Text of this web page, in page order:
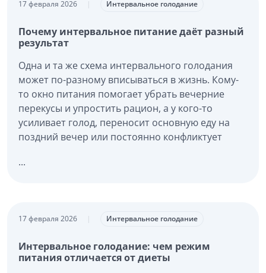
17 февраля 2026 | Интервальное голодание
Почему интервальное питание даёт разный
результат
Одна и та же схема интервального голодания
может по-разному вписываться в жизнь. Кому-
то окно питания помогает убрать вечерние
перекусы и упростить рацион, а у кого-то
усиливает голод, переносит основную еду на
поздний вечер или постоянно конфликтует
...
17 февраля 2026 | Интервальное голодание
Интервальное голодание: чем режим
питания отличается от диеты